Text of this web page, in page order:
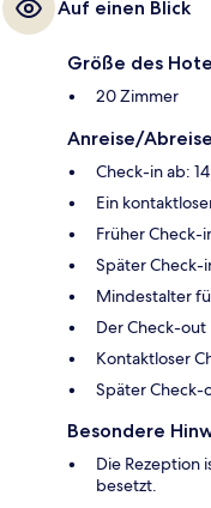
Auf einen Blick
Größe des
20 Zimmer
Anreise/Abreise
Check-in ab:
Ein
Früher
Später
Mindestalter
Der Check-out
Kontaktloser
Später
Besondere
Die Rezeption
besetzt.